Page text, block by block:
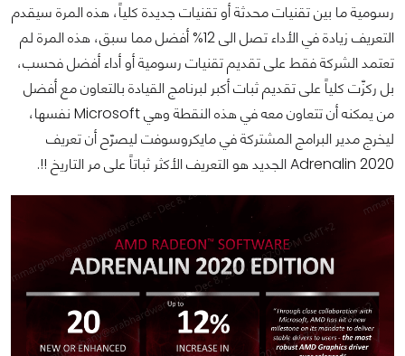
رسومية ما بين تقنيات محدثة أو تقنيات جديدة كلياً، هذه المرة سيقدم
التعريف زيادة في الأداء تصل الى 12% أفضل مما سبق، هذه المرة لم
تعتمد الشركة فقط على تقديم تقنيات رسومية أو أداء أفضل فحسب،
بل ركزّت كلياً على تقديم ثبات أكبر لبرنامج القيادة بالتعاون مع أفضل
من يمكنه أن تتعاون معه في هذه النقطة وهي Microsoft نفسها،
ليخرج مدير البرامج المشتركة في مايكروسوفت ليصرّح أن تعريف
Adrenalin 2020 الجديد هو التعريف الأكثر ثباتاً على مر التاريخ !!.